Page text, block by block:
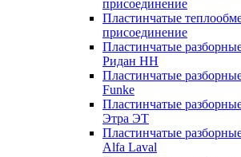
присоединение
Пластинчатые
присоединение
Пластинчатые
Ридан НН
Пластинчатые
Funke
Пластинчатые
Этра ЭТ
Пластинчатые
Alfa Laval